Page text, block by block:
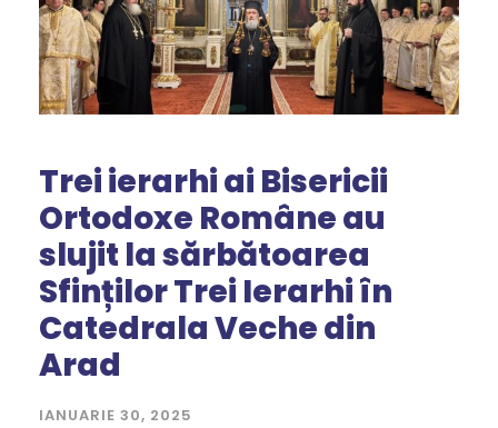
Trei ierarhi ai Bisericii
Ortodoxe Române au
slujit la sărbătoarea
Sfinților Trei Ierarhi în
Catedrala Veche din
Arad
IANUARIE 30, 2025